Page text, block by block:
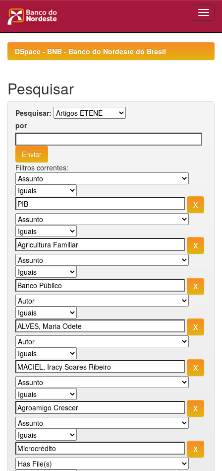
navigationDSpace - BNB - Banco do Nordeste do Brasil
Pesquisar
Pesquisar:
por
Filtros correntes: